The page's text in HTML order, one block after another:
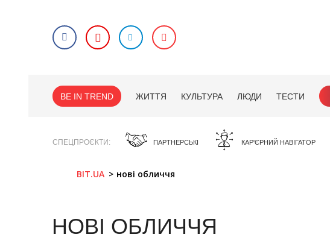
BE IN TREND ЖИТТЯ КУЛЬТУРА ЛЮДИ ТЕСТИ
СПЕЦПРОЄКТИ ПАРТНЕРСЬКІ КАР'ЄРНИЙ НАВІГАТОР
BIT.UA нові обличчя
НОВІ ОБЛИЧЧЯ